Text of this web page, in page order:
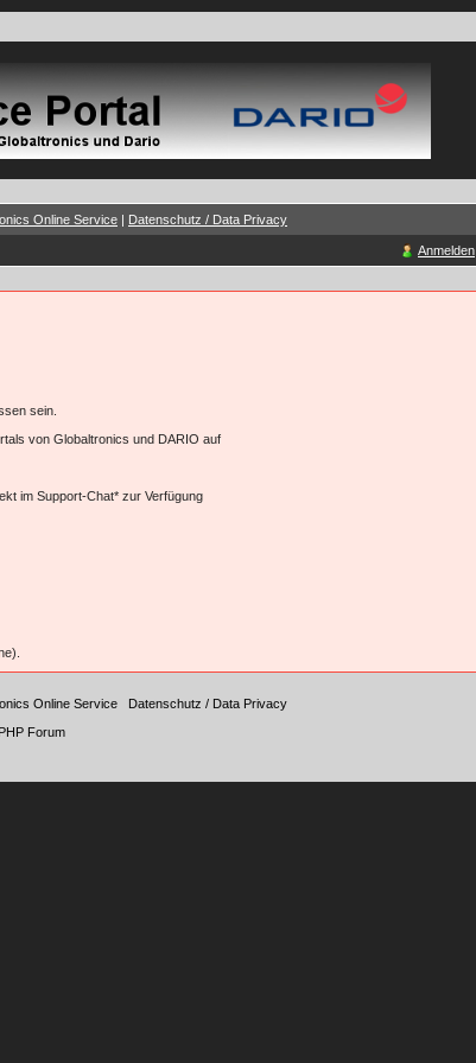
Online Service | Datenschutz / Data Privacy
Anmelden
sein.
von Globaltronics und DARIO auf
im Support-Chat* zur Verfügung
Online Service
Datenschutz / Data Privacy
Forum